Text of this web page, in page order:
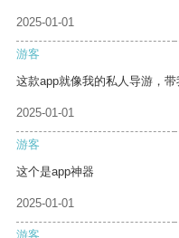
2025-01-01
游客
这款app就像我的私人导游，带
2025-01-01
游客
这个是app神器
2025-01-01
游客